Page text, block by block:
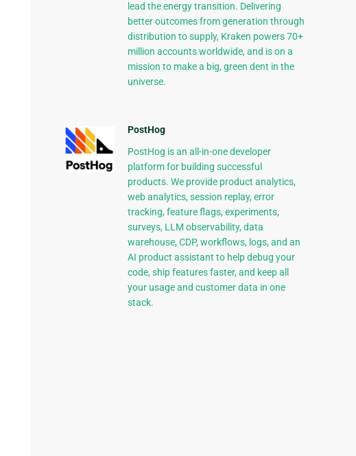
lead the energy transition. Delivering
better outcomes from generation through
distribution to supply, Kraken powers 70+
million accounts worldwide, and is on a
mission to make a big, green dent in the
universe.
PostHog
PostHog is an all-in-one developer
platform for building successful
products. We provide product analytics,
web analytics, session replay, error
tracking, feature flags, experiments,
surveys, LLM observability, data
warehouse, CDP, workflows, logs, and an
AI product assistant to help debug your
code, ship features faster, and keep all
your usage and customer data in one
stack.